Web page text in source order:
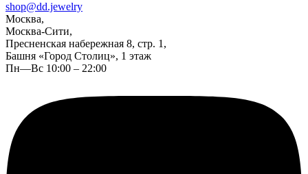
shop@dd.jewelry
Москва,
Москва-Сити,
Пресненская набережная 8, стр. 1,
Башня «Город Столиц», 1 этаж
Пн—Вс 10:00 – 22:00